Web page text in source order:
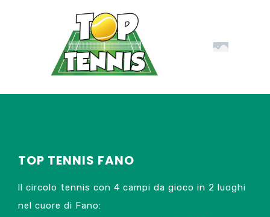
TOP TENNIS FANO
ll circolo tennis con 4 campi da gioco in 2 luoghi
nel cuore di Fano: